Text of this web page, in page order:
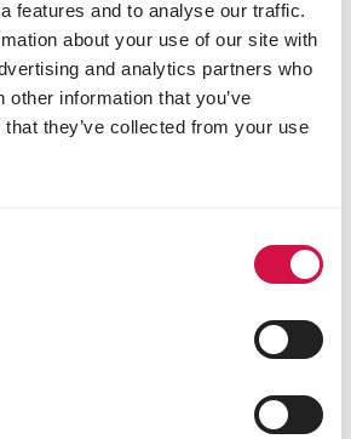
features and to analyse our traffic.
about your use of our site with
and analytics partners who
other information that you’ve
they’ve collected from your use